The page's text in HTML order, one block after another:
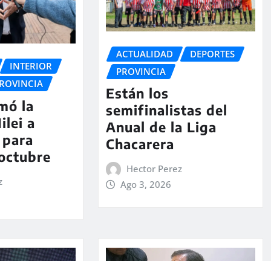
INTERIOR
la
a
ACTUALIDAD
DEPORTES
PROVINCIA
Están los
semifinalistas del
Anual de la Liga
Chacarera
Hector Perez
Ago 3, 2026